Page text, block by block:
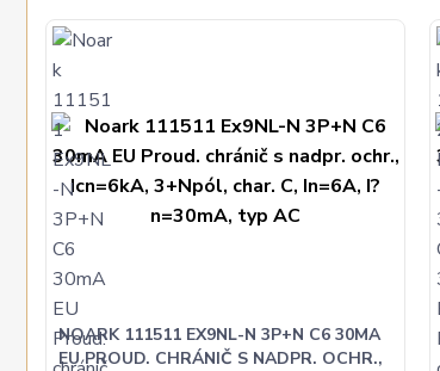
NOARK 111511 EX9NL-N 3P+N C6 30MA
EU PROUD. CHRÁNIČ S NADPR. OCHR.,